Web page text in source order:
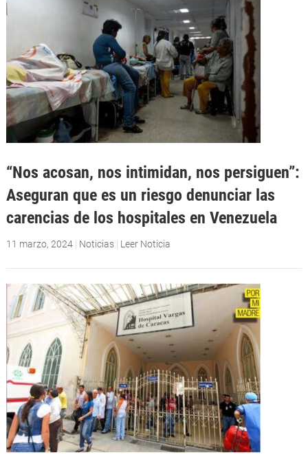
“Nos acosan, nos intimidan, nos persiguen”:
Aseguran que es un riesgo denunciar las
carencias de los hospitales en Venezuela
11 marzo, 2024| Noticias | Leer Noticia